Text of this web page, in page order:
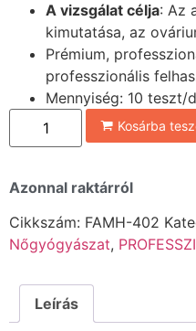
A vizsgálat célja: Az
kimutatása, az
Prémium,
professzionális
Mennyiség: 10 teszt/
Kosárba
Azonnal raktárról
Cikkszám: FAMH-402
Nőgyógyászat,
Leírás